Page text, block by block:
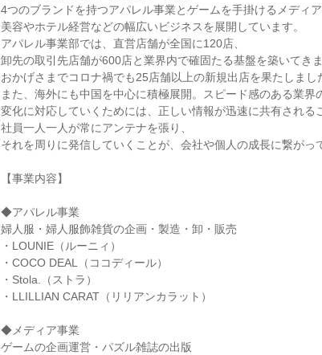
4つのブランドを持つアパレル事業とゲームを手掛けるメディア
美容やホテル経営などの幅広いビジネスを展開しています。
アパレル事業部では、直営店舗が全国に120店、
卸先の取引先店舗が600店と業界内で確固たる基盤を築いてきま
おかげさまでコロナ禍でも25店舗以上の新規出店を果たしまし
また、海外にも中国を中心に積極展開。スピード感のある業界
変化に対応していくためには、正しい情報が迅速に共有される
社員一人一人が常にアンテナを張り、
それを周りに発信していくことが、会社や個人の成長に繋がっ
【事業内容】
◆アパレル事業
婦人服・婦人服飾雑貨の企画・製造・卸・販売
・LOUNIE（ルーニィ）
・COCO DEAL（ココディール）
・Stola.（ストラ）
・LLILLIAN CARAT（リリアンカラット）
◆メディア事業
ゲームの企画運営・パズル雑誌の出版